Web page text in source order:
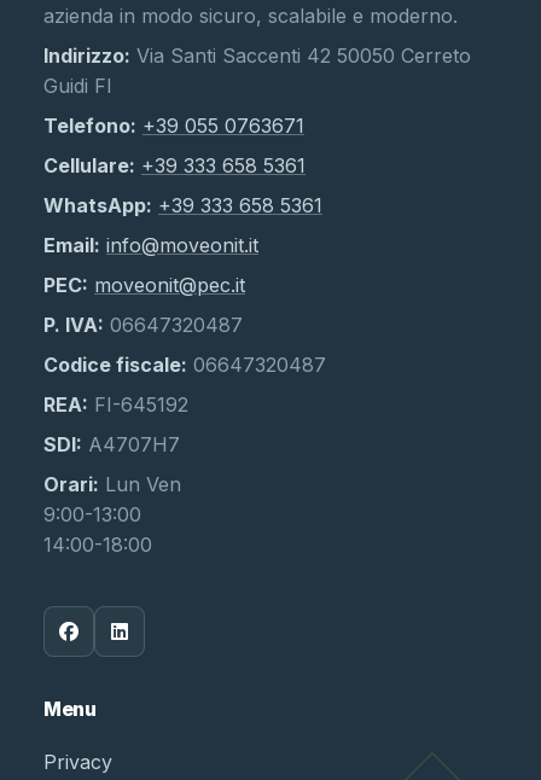
azienda in modo sicuro, scalabile e moderno.
Indirizzo: Via Santi Saccenti 42 50050 Cerreto
Guidi FI
Telefono: +39 055 0763671
Cellulare: +39 333 658 5361
WhatsApp: +39 333 658 5361
Email: info@moveonit.it
PEC: moveonit@pec.it
P. IVA: 06647320487
Codice fiscale: 06647320487
REA: FI-645192
SDI: A4707H7
Orari: Lun Ven
9:00-13:00
14:00-18:00
Menu
Privacy